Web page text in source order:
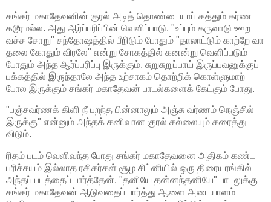
சங்கர் மகாதேவனின் குரல் அடித் தொண்டையாப் கத்தும் கர்ண
கடூரமல்ல. அது ஆர்ப்பரிப்பின் வெளிப்பாடு. "உப்பும் கருவாடு ஊற
வச்ச சோறு" சந்தோஷத்தில் பீறிடும் போதும் "தாலாட்டும் காற்றே வா
தலை கோதும் விரலே" என்று சோகத்தில் கனன்று வெளிப்படும்
போதும் அந்த ஆர்ப்பரிப்பு இருக்கும். சுறுசுறுப்பாய் இருப்பவனுக்குப்
பக்கத்தில் இருந்தாலே அந்த உற்சாகம் தொற்றிக் கொள்ளுமாற்
போல இருக்கும் சங்கர் மகாதேவன் பாடல்களைக் கேட்கும் போது.
"பஞ்சவர்ணக் கிளி நீ பறந்த பின்னாலும் அஞ்சு வர்ணம் நெஞ்சில்
இருக்கு" என்னும் அந்தக் கனிவான குரல் கல்லையும் கரைத்து
விடும்.
ரிதம் படம் வெளிவந்த போது சங்கர் மகாதேவனை அதிகம் கண்ட
பரிச்சயம் இல்லாத ரசிகர்கள் சூழ சிட்னியில் ஒரு திரையரங்கில்
அந்தப் படத்தைப் பார்த்தேன். "தனியே தன்னந்தனியே" பாடலுக்கு
சங்கர் மகாதேவன் ஆடுவதைப் பார்த்து ஆளை அடையாளம்